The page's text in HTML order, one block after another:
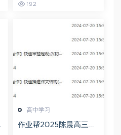
192
高中学习
作业帮2025陈晨高三语